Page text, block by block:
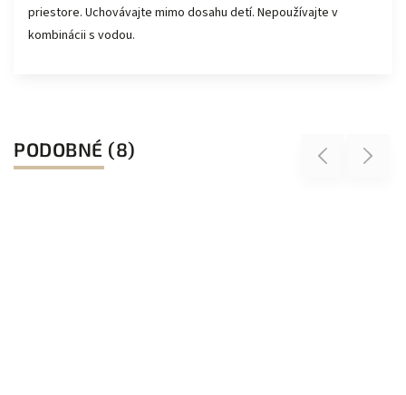
priestore. Uchovávajte mimo dosahu detí. Nepoužívajte v
kombinácii s vodou.
PODOBNÉ (8) Previous Next